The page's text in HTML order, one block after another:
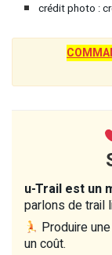
crédit photo :
u-Trail est un
parlons de trail
Produire
un coût.